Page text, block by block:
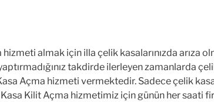
almak için illa çelik kasalarınızda arıza
takdirde ilerleyen zamanlarda
Açma hizmeti vermektedir. Sadece çelik
Kilit Açma hizmetimiz için günün her saati